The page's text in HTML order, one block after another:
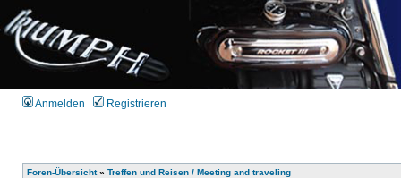
Anmelden Registrieren
Foren-Übersicht» Treffen und Reisen / Meeting and traveling